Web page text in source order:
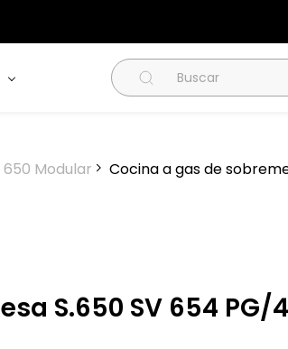
650 Modular Cocina a gas de
S.650 SV 654 PG/